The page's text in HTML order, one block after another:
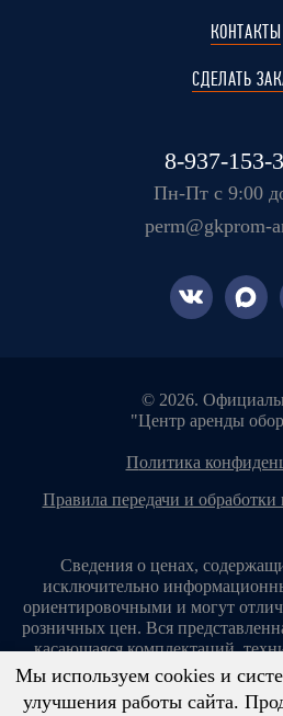
КОНТАКТЫ
СДЕЛАТЬ
8-937-153-
Пн-Пт с 9:00
perm@gkprom-
© 2026.
"Центр аренды
политика
правила передачи и
Сведения о ценах,
исключительно
ориентировочными и могут
розничных цен. Вся
касающаяся комплектаций,
цветовых сочетаний,
обслуживания,
аренды оборудования и т. п.,
Мы используем cookies и
улучшения работы сайта.